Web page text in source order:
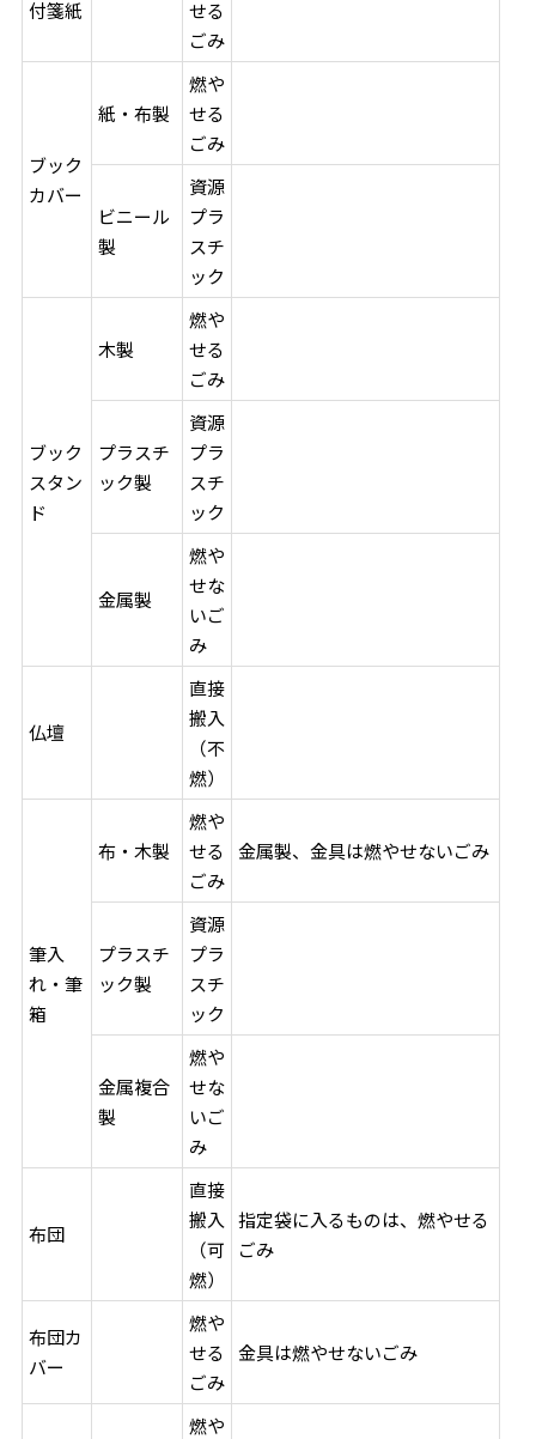
付箋紙
せる
ごみ
ブック
カバー
紙・布製
燃や
せる
ごみ
ビニール
製
資源
プラ
スチ
ック
ブック
スタン
ド
木製
燃や
せる
ごみ
プラスチ
ック製
資源
プラ
スチ
ック
金属製
燃や
せな
いご
み
仏壇
直接
搬入
（不
燃）
筆入
れ・筆
箱
布・木製
燃や
せる
ごみ
金属製、金具は燃やせないごみ
プラスチ
ック製
資源
プラ
スチ
ック
金属複合
製
燃や
せな
いご
み
布団
直接
搬入
（可
燃）
指定袋に入るものは、燃やせる
ごみ
布団カ
バー
燃や
せる
ごみ
金具は燃やせないごみ
燃や